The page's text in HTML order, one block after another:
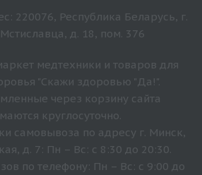
220076, Республика Беларусь, г.
д. 18, пом. 376
медтехники и товаров для
"Скажи здоровью "Да!".
через корзину сайта
круглосуточно.
самовывоза по адресу г. Минск,
д. 7: Пн – Вс: с 8:30 до 20:30.
по телефону: Пн – Вс: с 9:00 до